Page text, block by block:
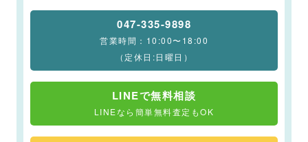
047-335-9898
営業時間：10:00〜18:00
（定休日:日曜日）
LINEで無料相談
LINEなら簡単無料査定もOK